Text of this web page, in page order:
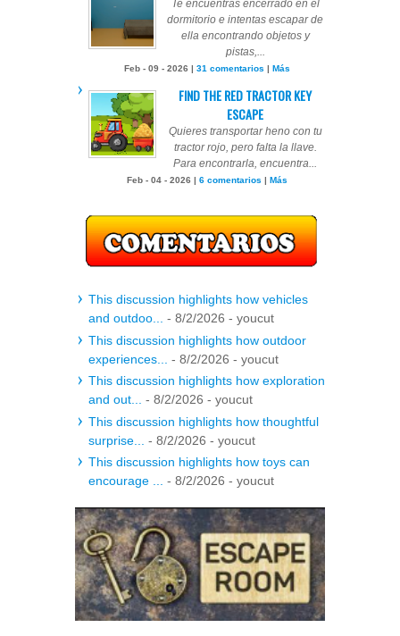
Te encuentras encerrado en el
dormitorio e intentas escapar de
ella encontrando objetos y
pistas,...
Feb - 09 - 2026 | 31 comentarios | Más
FIND THE RED TRACTOR KEY
ESCAPE
Quieres transportar heno con tu
tractor rojo, pero falta la llave.
Para encontrarla, encuentra...
Feb - 04 - 2026 | 6 comentarios | Más
This discussion highlights how vehicles
and outdoo...
- 8/2/2026 - youcut
This discussion highlights how outdoor
experiences...
- 8/2/2026 - youcut
This discussion highlights how exploration
and out...
- 8/2/2026 - youcut
This discussion highlights how thoughtful
surprise...
- 8/2/2026 - youcut
This discussion highlights how toys can
encourage ...
- 8/2/2026 - youcut